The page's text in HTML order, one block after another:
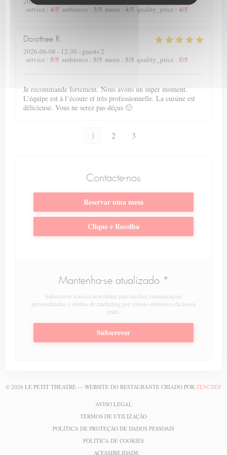
service : 4/5 ambience : 3/5 menu : 4/5 quality_price : 4/5
Dorothee R
2026-06-08 - 12:30 - guests 2
service : 5/5 ambience : 5/5 menu : 5/5 quality_price : 5/5
Je recommande fortement. Nous avons un super moment.
L’équipe est à l’écoute et très professionnelle. La cuisine est
délicieuse. Vous ne serez pas déçus 🙂
1 2 3
Contacte-nos
Reservar uma mesa
Clique e Recolha
Mantenha-se atualizado *
Subscrever a nossa newsletter para receber comunicações
personalizadas e ofertas de marketing por correio eletrónico da nossa
parte.
Subscrever
© 2026 LE PETIT THEATRE — WEBSITE DO RESTAURANTE CRIADO POR ZENCHEF
AVISO LEGAL((ABRE NUMA NOVA JANELA))
TERMOS DE UTILIZAÇÃO((ABRE NUMA NOVA JANELA))
POLÍTICA DE PROTEÇÃO DE DADOS PESSOAIS((ABRE NUMA
POLÍTICA DE COOKIES((ABRE NUMA NOVA JANELA))
ACESSIBILIDADE((ABRE NUMA NOVA JANELA))